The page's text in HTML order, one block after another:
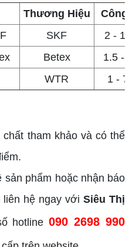
Thương Hiệu
SKF
2 -
Betex
1.5 -
WTR 1 -
tham khảo và có thể
phẩm hoặc nhận báo
liên hệ ngay vớiSiêu Thị
hotline090 2698 990